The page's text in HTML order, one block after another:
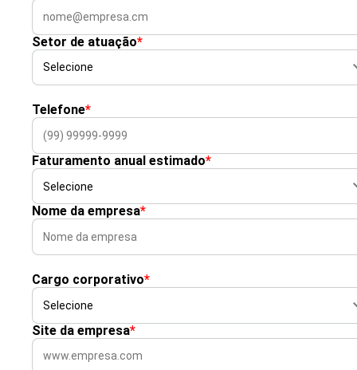
Setor de atuação*
Telefone*
Faturamento anual estimado*
Nome da empresa*
Cargo corporativo*
Site da empresa*